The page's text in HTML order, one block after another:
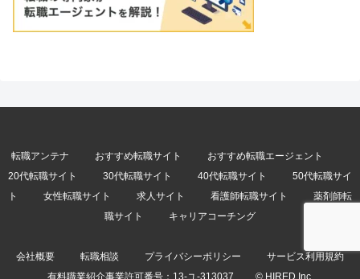
転職アンテナ おすすめ転職サイト
おすすめ転職エージェント
20代転職サイト
30代転職サイト 40代転職サイト
50代転職サイ
ト
女性転職サイト 求人サイト 看護師転職サイト
薬剤師転
職サイト
キャリアコーチング
会社概要 転職相談 プライバシーポリシー
サービス利用規約
有料職業紹介事業許可番号： 13-ユ-313037 © HIRED Inc.